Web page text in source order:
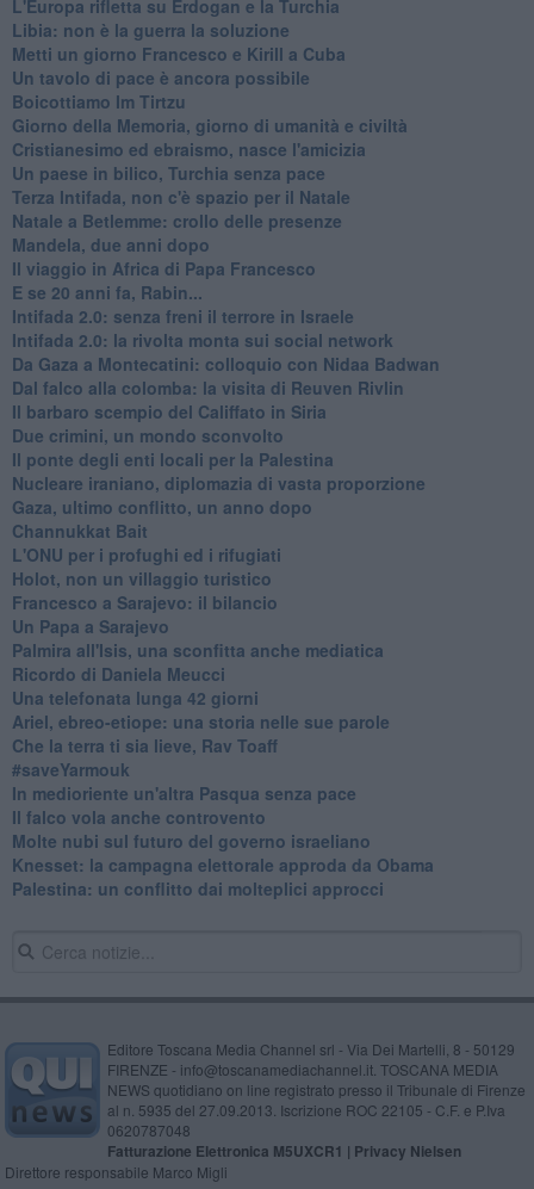
L'Europa rifletta su Erdogan e la Turchia
Libia: non è la guerra la soluzione
Metti un giorno Francesco e Kirill a Cuba
Un tavolo di pace è ancora possibile
Boicottiamo Im Tirtzu
Giorno della Memoria, giorno di umanità e civiltà
Cristianesimo ed ebraismo, nasce l'amicizia
Un paese in bilico, Turchia senza pace
Terza Intifada, non c'è spazio per il Natale
Natale a Betlemme: crollo delle presenze
Mandela, due anni dopo
Il viaggio in Africa di Papa Francesco
E se 20 anni fa, Rabin...
Intifada 2.0: senza freni il terrore in Israele
Intifada 2.0: la rivolta monta sui social network
Da Gaza a Montecatini: colloquio con Nidaa Badwan
Dal falco alla colomba: la visita di Reuven Rivlin
Il barbaro scempio del Califfato in Siria
Due crimini, un mondo sconvolto
Il ponte degli enti locali per la Palestina
Nucleare iraniano, diplomazia di vasta proporzione
Gaza, ultimo conflitto, un anno dopo
Channukkat Bait
L'ONU per i profughi ed i rifugiati
Holot, non un villaggio turistico
Francesco a Sarajevo: il bilancio
Un Papa a Sarajevo
Palmira all'Isis, una sconfitta anche mediatica
Ricordo di Daniela Meucci
​Una telefonata lunga 42 giorni
​Ariel, ebreo-etiope: una storia nelle sue parole
Che la terra ti sia lieve, Rav Toaff
​#saveYarmouk
​In medioriente un'altra Pasqua senza pace
​Il falco vola anche controvento
Molte nubi sul futuro del governo israeliano
Knesset: la campagna elettorale approda da Obama
Palestina: un conflitto dai molteplici approcci
Editore Toscana Media Channel srl - Via Dei Martelli, 8 - 50129
FIRENZE - info@toscanamediachannel.it. TOSCANA MEDIA
NEWS quotidiano on line registrato presso il Tribunale di Firenze
al n. 5935 del 27.09.2013. Iscrizione ROC 22105 - C.F. e P.Iva
0620787048
Fatturazione Elettronica M5UXCR1 | Privacy Nielsen
Direttore responsabile Marco Migli